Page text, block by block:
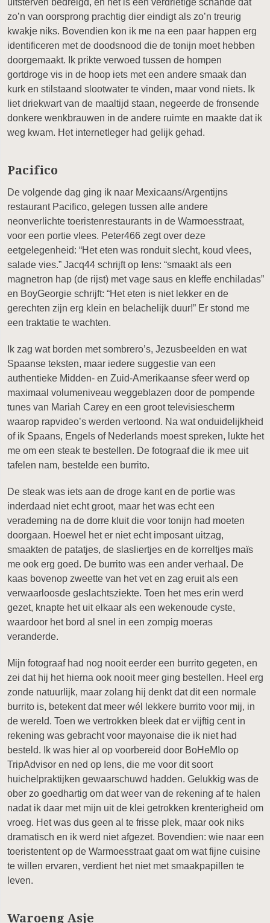
uitsterven bedreigd, en het is een verdrietige schande dat
zo’n van oorsprong prachtig dier eindigt als zo’n treurig
kwakje niks. Bovendien kon ik me na een paar happen erg
identificeren met de doodsnood die de tonijn moet hebben
doorgemaakt. Ik prikte verwoed tussen de hompen
gortdroge vis in de hoop iets met een andere smaak dan
kurk en stilstaand slootwater te vinden, maar vond niets. Ik
liet driekwart van de maaltijd staan, negeerde de fronsende
donkere wenkbrauwen in de andere ruimte en maakte dat ik
weg kwam. Het internetleger had gelijk gehad.
Pacifico
De volgende dag ging ik naar Mexicaans/Argentijns
restaurant Pacifico, gelegen tussen alle andere
neonverlichte toeristenrestaurants in de Warmoesstraat,
voor een portie vlees. Peter466 zegt over deze
eetgelegenheid: “Het eten was ronduit slecht, koud vlees,
salade vies.” Jacq44 schrijft op Iens: “smaakt als een
magnetron hap (de rijst) met vage saus en kleffe enchiladas”
en BoyGeorgie schrijft: “Het eten is niet lekker en de
gerechten zijn erg klein en belachelijk duur!” Er stond me
een traktatie te wachten.
Ik zag wat borden met sombrero’s, Jezusbeelden en wat
Spaanse teksten, maar iedere suggestie van een
authentieke Midden- en Zuid-Amerikaanse sfeer werd op
maximaal volumeniveau weggeblazen door de pompende
tunes van Mariah Carey en een groot televisiescherm
waarop rapvideo’s werden vertoond. Na wat onduidelijkheid
of ik Spaans, Engels of Nederlands moest spreken, lukte het
me om een steak te bestellen. De fotograaf die ik mee uit
tafelen nam, bestelde een burrito.
De steak was iets aan de droge kant en de portie was
inderdaad niet echt groot, maar het was echt een
verademing na de dorre kluit die voor tonijn had moeten
doorgaan. Hoewel het er niet echt imposant uitzag,
smaakten de patatjes, de slasliertjes en de korreltjes maïs
me ook erg goed. De burrito was een ander verhaal. De
kaas bovenop zweette van het vet en zag eruit als een
verwaarloosde geslachtsziekte. Toen het mes erin werd
gezet, knapte het uit elkaar als een wekenoude cyste,
waardoor het bord al snel in een zompig moeras
veranderde.
Mijn fotograaf had nog nooit eerder een burrito gegeten, en
zei dat hij het hierna ook nooit meer ging bestellen. Heel erg
zonde natuurlijk, maar zolang hij denkt dat dit een normale
burrito is, betekent dat meer wél lekkere burrito voor mij, in
de wereld. Toen we vertrokken bleek dat er vijftig cent in
rekening was gebracht voor mayonaise die ik niet had
besteld. Ik was hier al op voorbereid door BoHeMIo op
TripAdvisor en ned op Iens, die me voor dit soort
huichelpraktijken gewaarschuwd hadden. Gelukkig was de
ober zo goedhartig om dat weer van de rekening af te halen
nadat ik daar met mijn uit de klei getrokken krenterigheid om
vroeg. Het was dus geen al te frisse plek, maar ook niks
dramatisch en ik werd niet afgezet. Bovendien: wie naar een
toeristentent op de Warmoesstraat gaat om wat fijne cuisine
te willen ervaren, verdient het niet met smaakpapillen te
leven.
Waroeng Asje